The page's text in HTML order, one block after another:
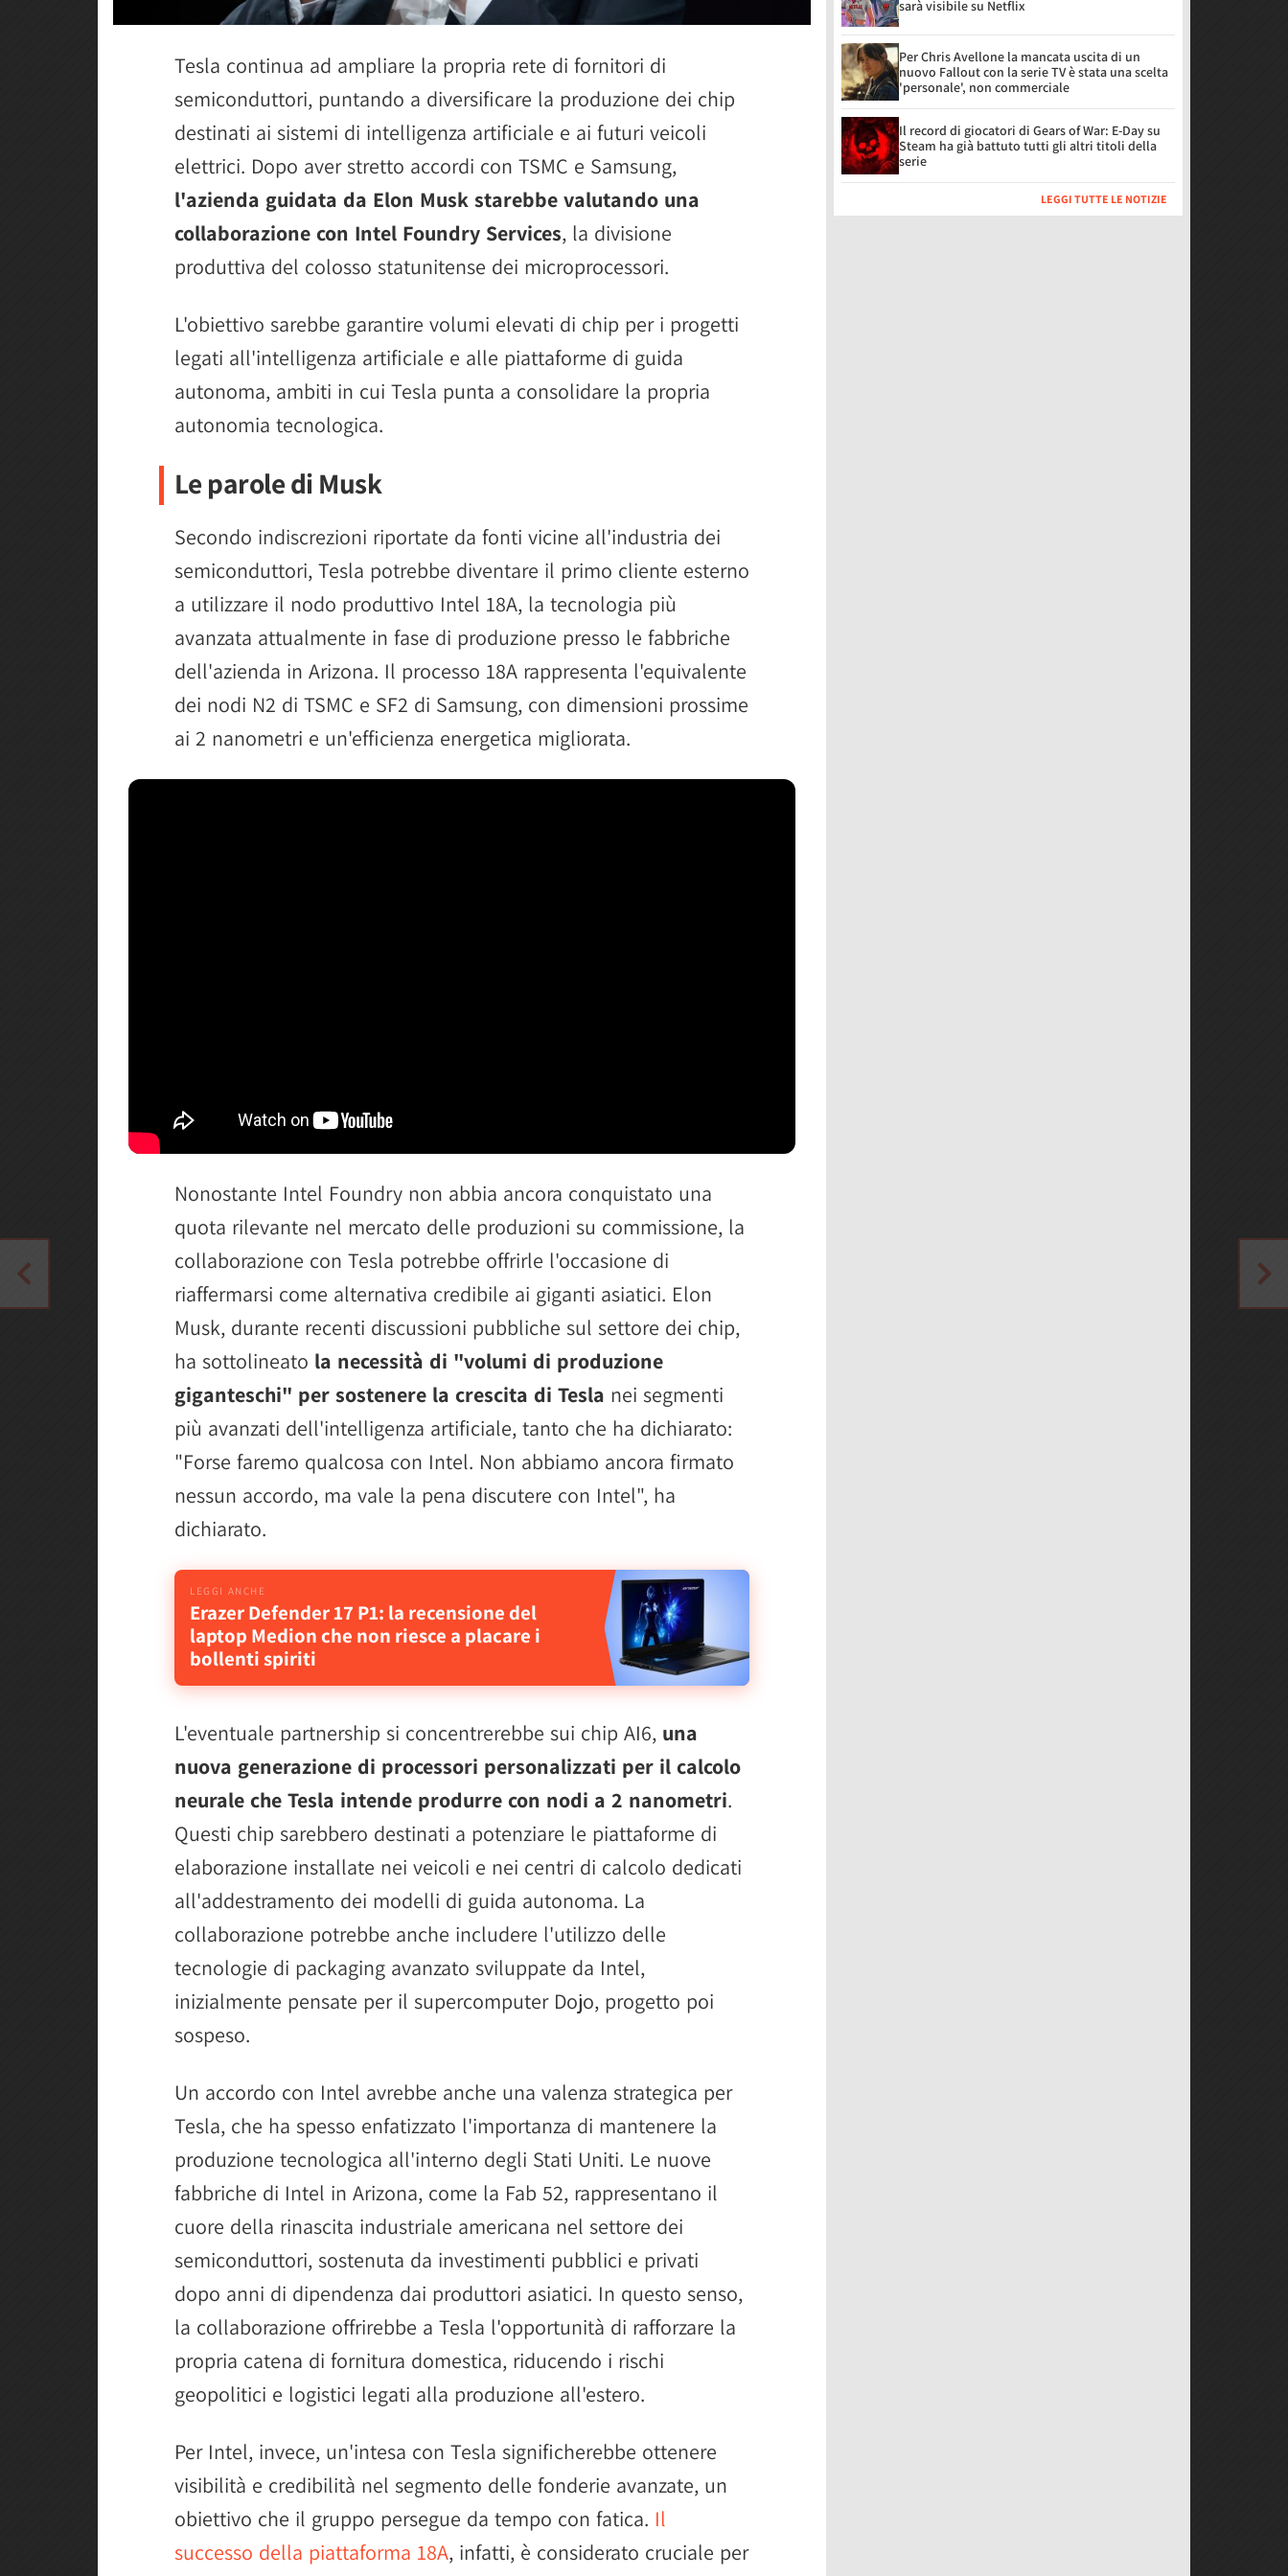
Tesla continua ad ampliare la propria rete di fornitori di
semiconduttori, puntando a diversificare la produzione dei chip
destinati ai sistemi di intelligenza artificiale e ai futuri veicoli
elettrici. Dopo aver stretto accordi con TSMC e Samsung,
l'azienda guidata da Elon Musk starebbe valutando una
collaborazione con Intel Foundry Services, la divisione
produttiva del colosso statunitense dei microprocessori.
L'obiettivo sarebbe garantire volumi elevati di chip per i progetti
legati all'intelligenza artificiale e alle piattaforme di guida
autonoma, ambiti in cui Tesla punta a consolidare la propria
autonomia tecnologica.
Le parole di Musk
Secondo indiscrezioni riportate da fonti vicine all'industria dei
semiconduttori, Tesla potrebbe diventare il primo cliente esterno
a utilizzare il nodo produttivo Intel 18A, la tecnologia più
avanzata attualmente in fase di produzione presso le fabbriche
dell'azienda in Arizona. Il processo 18A rappresenta l'equivalente
dei nodi N2 di TSMC e SF2 di Samsung, con dimensioni prossime
ai 2 nanometri e un'efficienza energetica migliorata.
Nonostante Intel Foundry non abbia ancora conquistato una
quota rilevante nel mercato delle produzioni su commissione, la
collaborazione con Tesla potrebbe offrirle l'occasione di
riaffermarsi come alternativa credibile ai giganti asiatici. Elon
Musk, durante recenti discussioni pubbliche sul settore dei chip,
ha sottolineato la necessità di "volumi di produzione
giganteschi" per sostenere la crescita di Tesla nei segmenti
più avanzati dell'intelligenza artificiale, tanto che ha dichiarato:
"Forse faremo qualcosa con Intel. Non abbiamo ancora firmato
nessun accordo, ma vale la pena discutere con Intel", ha
dichiarato.
Erazer Defender 17 P1: la recensione del
laptop Medion che non riesce a placare i
bollenti spiriti
L'eventuale partnership si concentrerebbe sui chip AI6, una
nuova generazione di processori personalizzati per il calcolo
neurale che Tesla intende produrre con nodi a 2 nanometri.
Questi chip sarebbero destinati a potenziare le piattaforme di
elaborazione installate nei veicoli e nei centri di calcolo dedicati
all'addestramento dei modelli di guida autonoma. La
collaborazione potrebbe anche includere l'utilizzo delle
tecnologie di packaging avanzato sviluppate da Intel,
inizialmente pensate per il supercomputer Dojo, progetto poi
sospeso.
Un accordo con Intel avrebbe anche una valenza strategica per
Tesla, che ha spesso enfatizzato l'importanza di mantenere la
produzione tecnologica all'interno degli Stati Uniti. Le nuove
fabbriche di Intel in Arizona, come la Fab 52, rappresentano il
cuore della rinascita industriale americana nel settore dei
semiconduttori, sostenuta da investimenti pubblici e privati
dopo anni di dipendenza dai produttori asiatici. In questo senso,
la collaborazione offrirebbe a Tesla l'opportunità di rafforzare la
propria catena di fornitura domestica, riducendo i rischi
geopolitici e logistici legati alla produzione all'estero.
Per Intel, invece, un'intesa con Tesla significherebbe ottenere
visibilità e credibilità nel segmento delle fonderie avanzate, un
obiettivo che il gruppo persegue da tempo con fatica. Il
successo della piattaforma 18A, infatti, è considerato cruciale per
sarà visibile su Netflix
Per Chris Avellone la mancata uscita di un
nuovo Fallout con la serie TV è stata una scelta
'personale', non commerciale
Il record di giocatori di Gears of War: E-Day su
Steam ha già battuto tutti gli altri titoli della
serie
LEGGI TUTTE LE NOTIZIE